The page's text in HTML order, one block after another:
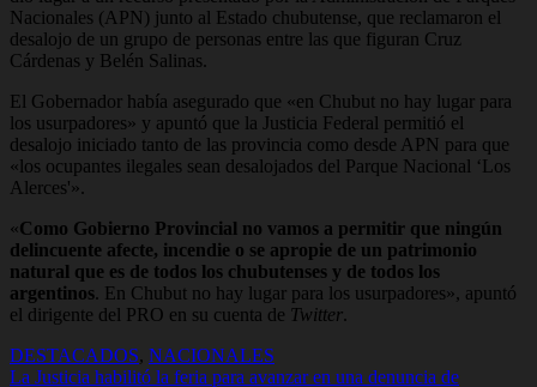
Nacionales (APN) junto al Estado chubutense, que reclamaron el
desalojo de un grupo de personas entre las que figuran Cruz
Cárdenas y Belén Salinas.
El Gobernador había asegurado que «en Chubut no hay lugar para
los usurpadores» y apuntó que la Justicia Federal permitió el
desalojo iniciado tanto de las provincia como desde APN para que
«los ocupantes ilegales sean desalojados del Parque Nacional ‘Los
Alerces'».
«Como Gobierno Provincial no vamos a permitir que ningún
delincuente afecte, incendie o se apropie de un patrimonio
natural que es de todos los chubutenses y de todos los
argentinos. En Chubut no hay lugar para los usurpadores», apuntó
el dirigente del PRO en su cuenta de Twitter.
DESTACADOS, NACIONALES
La Justicia habilitó la feria para avanzar en una denuncia de